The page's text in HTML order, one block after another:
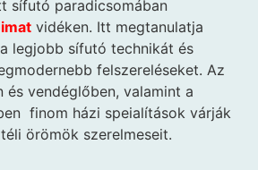
sífutó paradicsomában
vidéken. Itt megtanulatja
legjobb sífutó technikát és
felszereléseket. Az
és vendéglőben, valamint a
finom házi speialítások várják
örömök szerelmeseit.